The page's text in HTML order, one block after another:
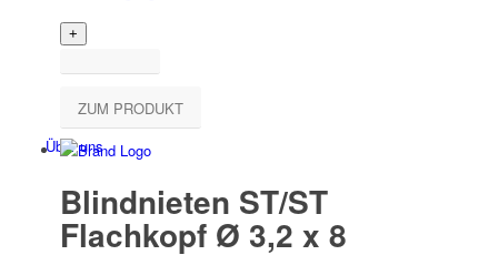
Über uns
ZUM PRODUKT
Blindnieten ST/ST
Flachkopf Ø 3,2 x 8